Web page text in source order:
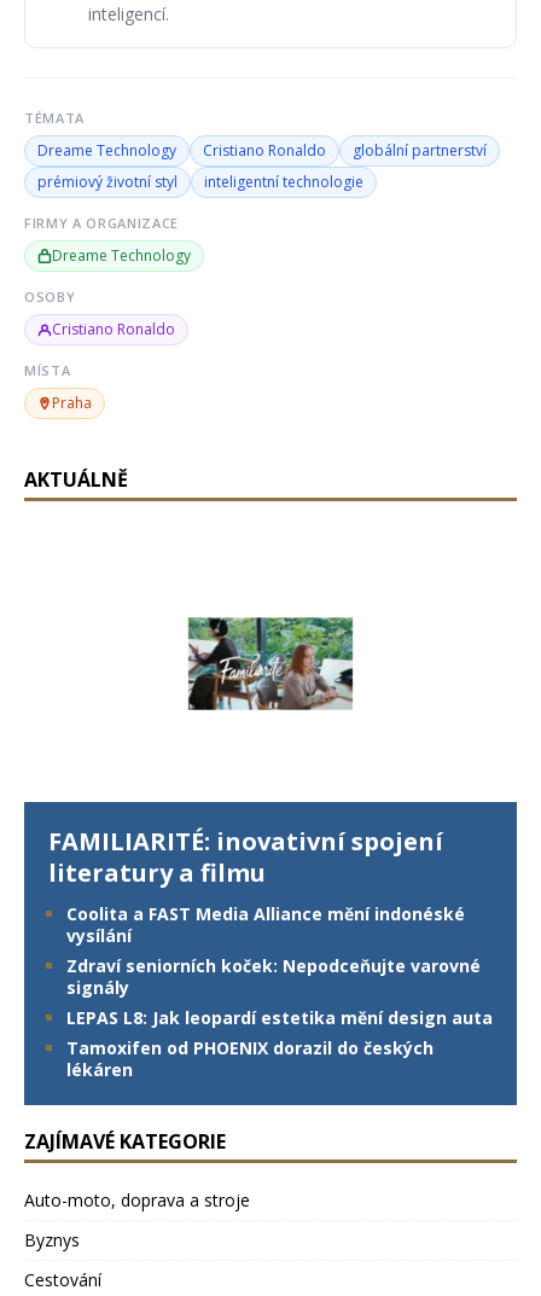
inteligencí.
TÉMATA
Dreame Technology Cristiano Ronaldo
globální partnerství
prémiový životní styl
inteligentní technologie
FIRMY A ORGANIZACE
Dreame Technology
OSOBY
Cristiano Ronaldo
MÍSTA
Praha
AKTUÁLNĚ
FAMILIARITÉ: inovativní spojení
literatury a filmu
Coolita a FAST Media Alliance mění indonéské
vysílání
Zdraví seniorních koček: Nepodceňujte varovné
signály
LEPAS L8: Jak leopardí estetika mění design auta
Tamoxifen od PHOENIX dorazil do českých
lékáren
ZAJÍMAVÉ KATEGORIE
Auto-moto, doprava a stroje
Byznys
Cestování